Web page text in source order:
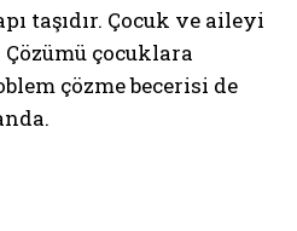
taşıdır. Çocuk ve aileyi
çocuklara
çözme becerisi de